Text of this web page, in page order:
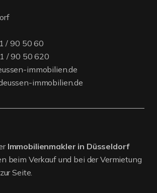
/ 90 50 60
/ 90 50 620
immobilien.de
immobilien.de
Immobilienmakler in Düsseldorf
beim Verkauf und bei der Vermietung
Seite.